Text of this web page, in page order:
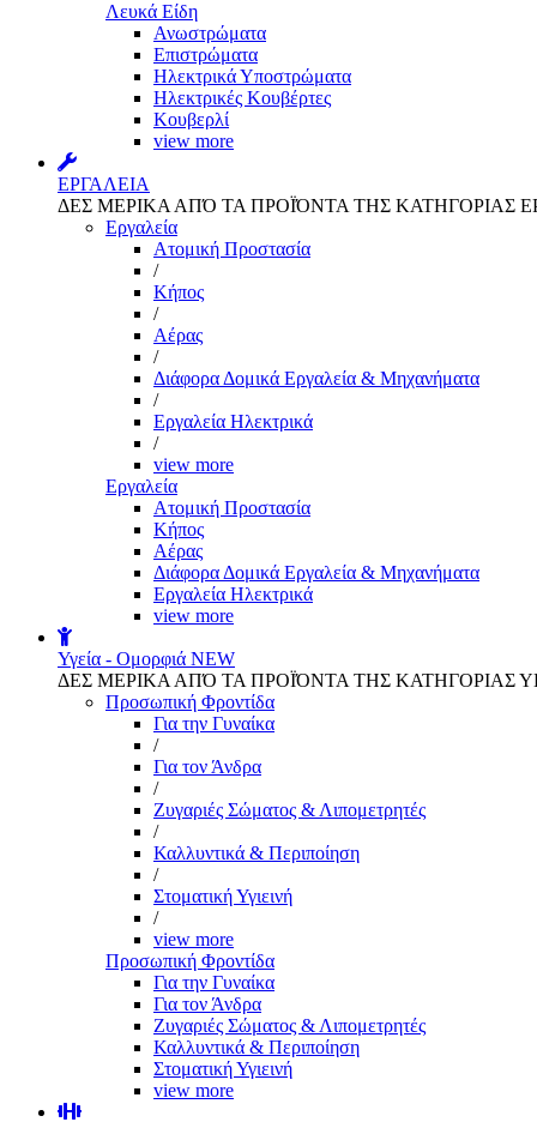
Λευκά Είδη
Ανωστρώματα
Επιστρώματα
Ηλεκτρικά Υποστρώματα
Ηλεκτρικές Κουβέρτες
Κουβερλί
view more
ΕΡΓΑΛΕΙΑ
ΔΕΣ ΜΕΡΙΚΑ ΑΠΌ ΤΑ ΠΡΟΪΌΝΤΑ ΤΗΣ ΚΑΤΗΓΟΡΙΑΣ
Εργαλεία
Aτομική Προστασία
/
Kήπος
/
Αέρας
/
Διάφορα Δομικά Εργαλεία & Μηχανήματα
/
Εργαλεία Ηλεκτρικά
/
view more
Εργαλεία
Aτομική Προστασία
Kήπος
Αέρας
Διάφορα Δομικά Εργαλεία & Μηχανήματα
Εργαλεία Ηλεκτρικά
view more
Υγεία - Ομορφιά NEW
ΔΕΣ ΜΕΡΙΚΑ ΑΠΌ ΤΑ ΠΡΟΪΌΝΤΑ ΤΗΣ ΚΑΤΗΓΟΡΙΑΣ
Προσωπική Φροντίδα
Για την Γυναίκα
/
Για τον Άνδρα
/
Ζυγαριές Σώματος & Λιπομετρητές
/
Καλλυντικά & Περιποίηση
/
Στοματική Υγιεινή
/
view more
Προσωπική Φροντίδα
Για την Γυναίκα
Για τον Άνδρα
Ζυγαριές Σώματος & Λιπομετρητές
Καλλυντικά & Περιποίηση
Στοματική Υγιεινή
view more